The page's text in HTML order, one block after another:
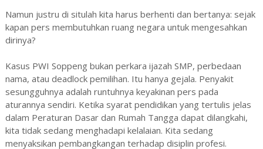
Namun justru di situlah kita harus berhenti dan bertanya: sejak
kapan pers membutuhkan ruang negara untuk mengesahkan
dirinya?
Kasus PWI Soppeng bukan perkara ijazah SMP, perbedaan
nama, atau deadlock pemilihan. Itu hanya gejala. Penyakit
sesungguhnya adalah runtuhnya keyakinan pers pada
aturannya sendiri. Ketika syarat pendidikan yang tertulis jelas
dalam Peraturan Dasar dan Rumah Tangga dapat dilangkahi,
kita tidak sedang menghadapi kelalaian. Kita sedang
menyaksikan pembangkangan terhadap disiplin profesi.